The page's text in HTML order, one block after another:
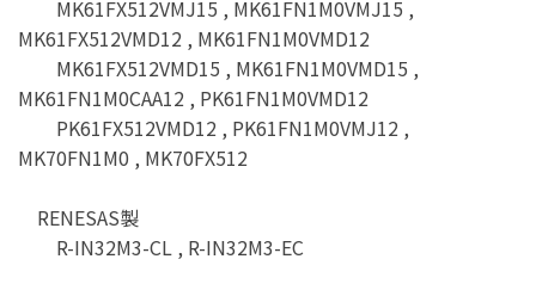
MK61FX512VMJ15 , MK61FN1M0VMJ15 ,
MK61FX512VMD12 , MK61FN1M0VMD12
MK61FX512VMD15 , MK61FN1M0VMD15 ,
MK61FN1M0CAA12 , PK61FN1M0VMD12
PK61FX512VMD12 , PK61FN1M0VMJ12 ,
MK70FN1M0 , MK70FX512
RENESAS製
R-IN32M3-CL , R-IN32M3-EC